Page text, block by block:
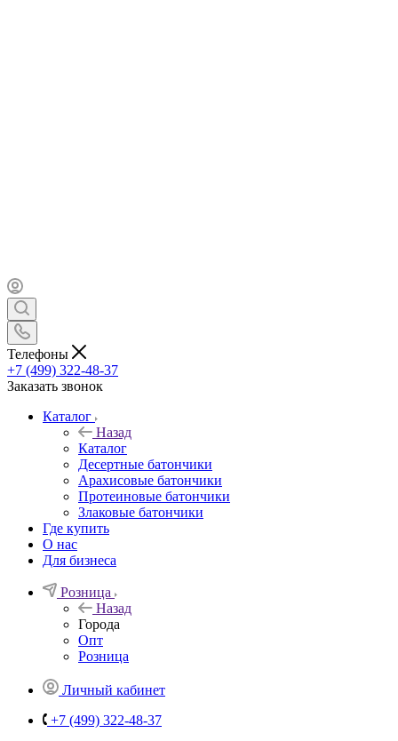
Телефоны
+7 (499) 322-48-37
Заказать звонок
Каталог
Назад
Каталог
Десертные батончики
Арахисовые батончики
Протеиновые батончики
Злаковые батончики
Где купить
О нас
Для бизнеса
Розница
Назад
Города
Опт
Розница
Личный кабинет
+7 (499) 322-48-37